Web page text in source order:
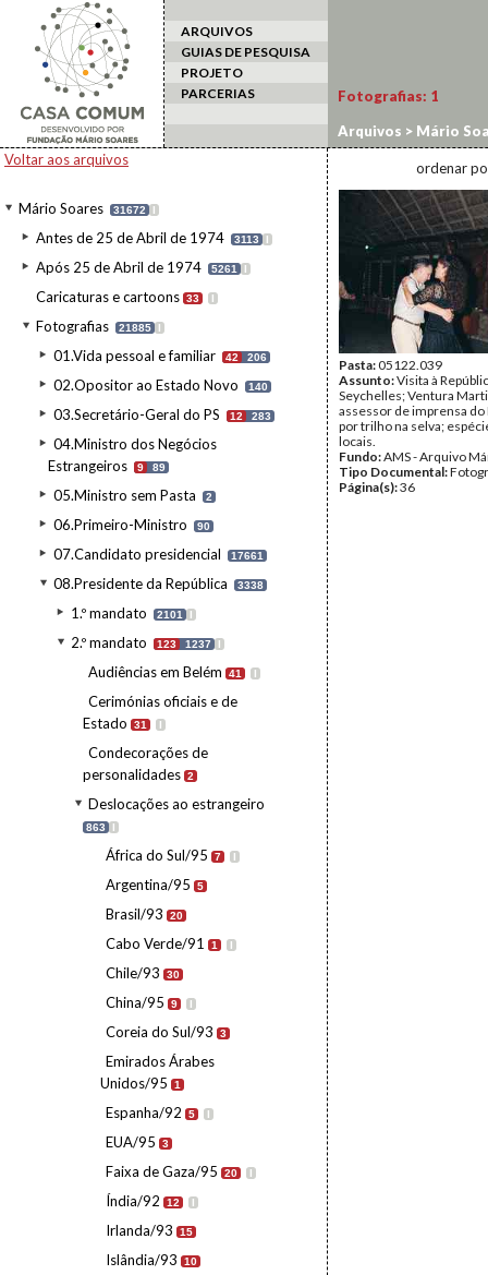
ARQUIVOS
GUIAS DE PESQUISA
PROJETO
PARCERIAS
Voltar aos arquivos
Mário Soares 31672 I
Antes de 25 de Abril de 1974 3113 I
Após 25 de Abril de 1974 5261 I
Caricaturas e cartoons 33 I
Fotografias 21885 I
01.Vida pessoal e familiar 42 206
02.Opositor ao Estado Novo 140
03.Secretário-Geral do PS 12 283
04.Ministro dos Negócios
Estrangeiros
9 89
05.Ministro sem Pasta 2
06.Primeiro-Ministro 90
07.Candidato presidencial 17661
08.Presidente da República 3338
1.º mandato 2101 I
2.º mandato 123 1237 I
Audiências em Belém 41 I
Cerimónias oficiais e de
Estado
31 I
Condecorações de
personalidades 2
Deslocações ao estrangeiro
863 I
África do Sul/95 7 I
Argentina/95 5
Brasil/93 20
Cabo Verde/91 1 I
Chile/93 30
China/95 9 I
Coreia do Sul/93 3
Emirados Árabes
Unidos/95
1
Espanha/92 5 I
EUA/95 3
Faixa de Gaza/95 20 I
Índia/92 12 I
Irlanda/93 15
Islândia/93 10
Fotografias: 1
Arquivos > Mário
estrangeiro>
ordenar
Pasta:05122.039
Assunto:Visita à
Seychelles; Ventura
assessor de imprensa do
por trilho na selva;
locais.
Fundo:AMS - Arquivo
Tipo Documental:
Página(s):36